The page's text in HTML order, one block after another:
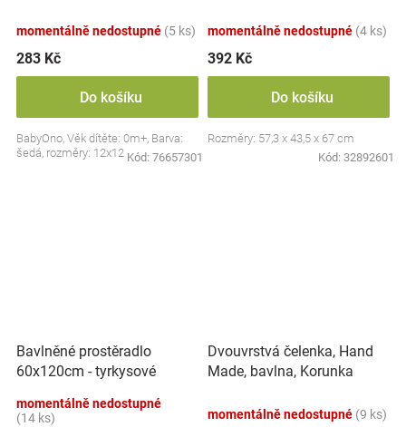
momentálně nedostupné (5 ks)
283 Kč
Do košíku
BabyOno, Věk dítěte: 0m+, Barva:
šedá, rozměry: 12x12 cm.
Kód: 76657301
momentálně nedostupné (4 ks)
392 Kč
Do košíku
Rozměry: 57,3 x 43,5 x 67 cm
Kód: 32892601
Bavlněné prostěradlo
60x120cm - tyrkysové
momentálně nedostupné
(14 ks)
Dvouvrstvá čelenka, Hand
Made, bavlna, Korunka
momentálně nedostupné (9 ks)